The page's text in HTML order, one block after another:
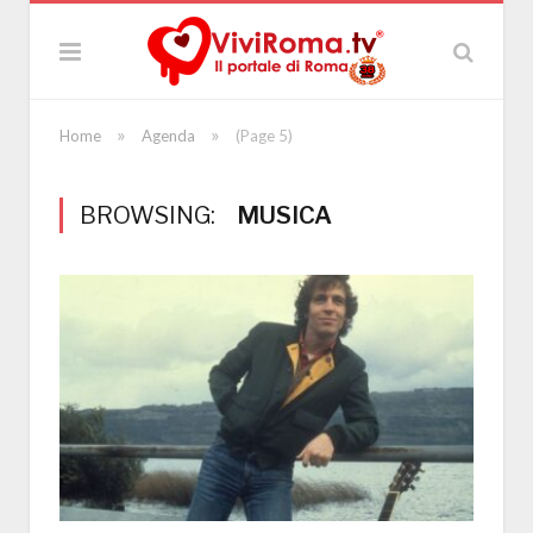
Home » Agenda » (Page 5)
BROWSING: MUSICA